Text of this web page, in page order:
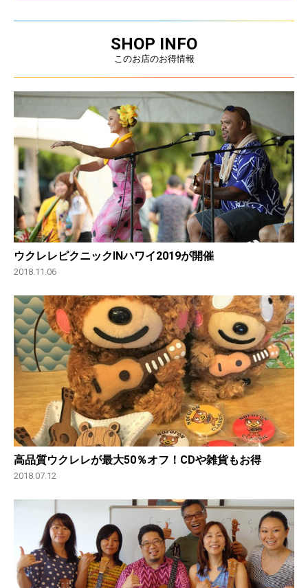
SHOP INFO
このお店のお得情報
ウクレレピクニックINハワイ2019が開催
2018.11.06
高品質ウクレレが最大50％オフ！CDや雑貨もお得
2018.07.12